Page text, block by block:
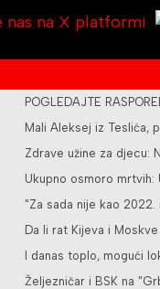
POGLEDAJTE
Mali Aleksej iz Teslića,
Zdrave užine za djecu:
Ukupno osmoro mrtvih:
"Za sada nije kao 2022.
Da li rat Kijeva i
I danas toplo, mogući
Željezničar i BSK na